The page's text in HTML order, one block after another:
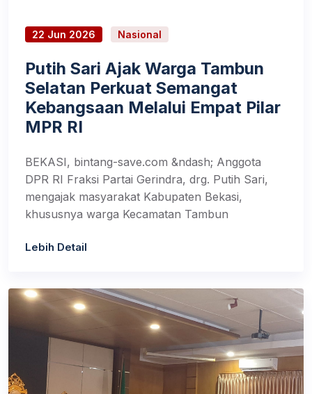
22 Jun 2026 Nasional
Putih Sari Ajak Warga Tambun
Selatan Perkuat Semangat
Kebangsaan Melalui Empat Pilar
MPR RI
BEKASI, bintang-save.com &ndash; Anggota
DPR RI Fraksi Partai Gerindra, drg. Putih Sari,
mengajak masyarakat Kabupaten Bekasi,
khususnya warga Kecamatan Tambun
Lebih Detail